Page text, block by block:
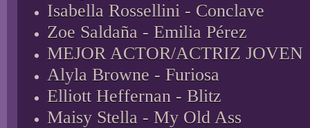
Isabella Rossellini - Conclave
Zoe Saldaña - Emilia Pérez
MEJOR ACTOR/ACTRIZ JOVEN
Alyla Browne - Furiosa
Elliott Heffernan - Blitz
Maisy Stella - My Old Ass